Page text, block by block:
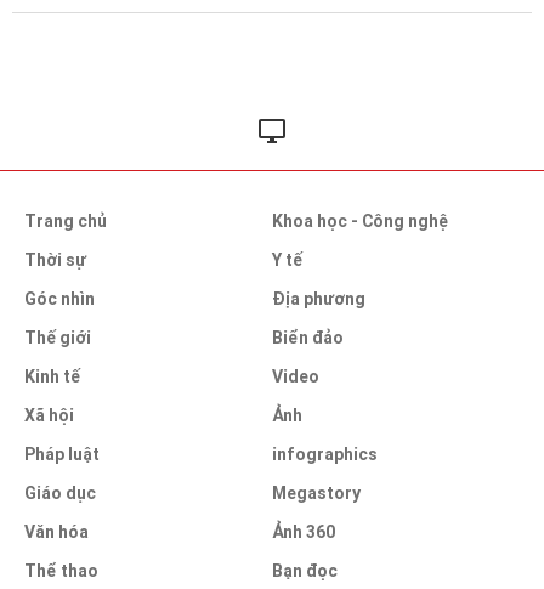
Trang chủ
Thời sự
Góc nhìn
Thế giới
Kinh tế
Xã hội
Pháp luật
Giáo dục
Văn hóa
Thể thao
Khoa học - Công nghệ
Y tế
Địa phương
Biển đảo
Video
Ảnh
infographics
Megastory
Ảnh 360
Bạn đọc